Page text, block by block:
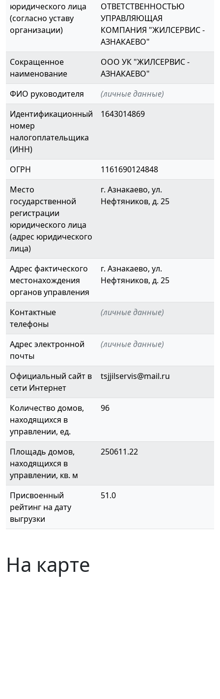
юридического лица
(согласно уставу
организации)
ОТВЕТСТВЕННОСТЬЮ
УПРАВЛЯЮЩАЯ
КОМПАНИЯ "ЖИЛСЕРВИС -
АЗНАКАЕВО"
Сокращенное
наименование
ООО УК "ЖИЛСЕРВИС -
АЗНАКАЕВО"
ФИО руководителя
(личные данные)
Идентификационный
номер
налогоплательщика
(ИНН)
1643014869
ОГРН
1161690124848
Место
государственной
регистрации
юридического лица
(адрес юридического
лица)
г. Азнакаево, ул.
Нефтяников, д. 25
Адрес фактического
местонахождения
органов управления
г. Азнакаево, ул.
Нефтяников, д. 25
Контактные
телефоны
(личные данные)
Адрес электронной
почты
(личные данные)
Официальный сайт в
сети Интернет
tsjjilservis@mail.ru
Количество домов,
находящихся в
управлении, ед.
96
Площадь домов,
находящихся в
управлении, кв. м
250611.22
Присвоенный
рейтинг на дату
выгрузки
51.0
На карте